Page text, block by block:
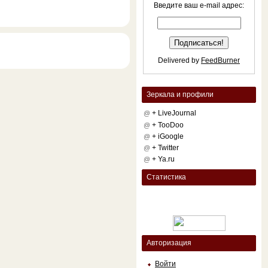
Введите ваш e-mail адрес:
Delivered by FeedBurner
Зеркала и профили
@ + LiveJournal
@ + TooDoo
@ + iGoogle
@ + Twitter
@ + Ya.ru
Статистика
Авторизация
Войти